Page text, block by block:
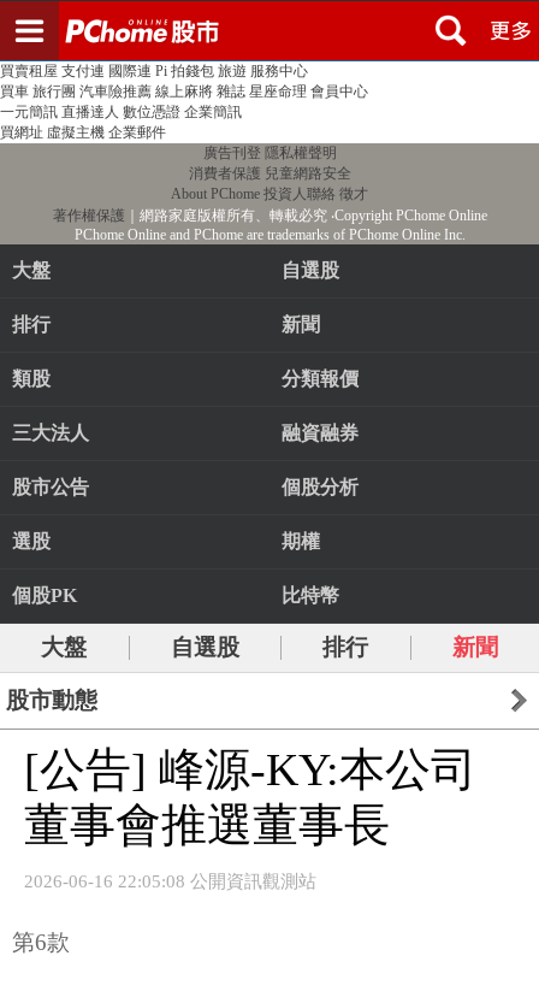
PChome首頁 線上購物 24h購物 書店
買賣租屋 支付連 國際連 Pi 拍錢包 旅遊 服務中心
買車 旅行團 汽車險推薦 線上麻將 雜誌 星座命理 會員中心
一元簡訊 直播達人 數位憑證 企業簡訊
買網址 虛擬主機 企業郵件
廣告刊登 隱私權聲明
消費者保護 兒童網路安全
About PChome 投資人聯絡 徵才
著作權保護 ｜網路家庭版權所有、轉載必究‧Copyright PChome Online
PChome Online and PChome are trademarks of PChome Online Inc.
大盤 自選股
排行 新聞
類股 分類報價
三大法人 融資融券
股市公告 個股分析
選股 期權
個股PK 比特幣
大盤 自選股 排行 新聞
股市動態
[公告] 峰源-KY:本公司
董事會推選董事長
2026-06-16 22:05:08 公開資訊觀測站
第6款